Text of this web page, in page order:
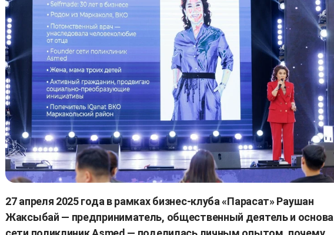
27 апреля 2025 года в рамках бизнес-клуба «Парасат» Раушан
Жаксыбай — предприниматель, общественный деятель и